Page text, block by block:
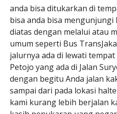
anda bisa ditukarkan di
bisa anda bisa
diatas dengan melalui atau
umum seperti Bus
jalurnya ada di lewati
Petojo yang ada di Jalan
dengan begitu Anda jalan
sampai dari pada lokasi
kami kurang lebih berjalan